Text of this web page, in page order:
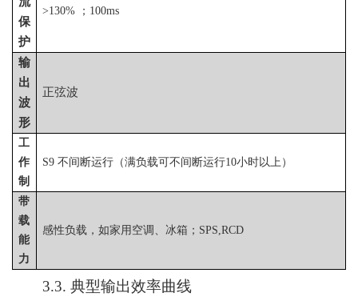
保
护
>130% ；100ms
输
出
波
形
正弦波
工
作
制
S9 不间断运行（满负载可不间断运行10小时以上）
带
载
能
力
感性负载，如家用空调、冰箱； SPS,RCD
3.3. 典型输出效率曲线